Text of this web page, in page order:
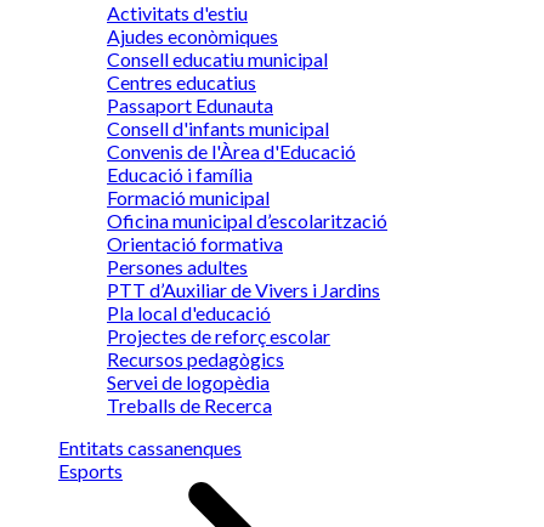
Activitats d'estiu
Ajudes econòmiques
Consell educatiu municipal
Centres educatius
Passaport Edunauta
Consell d'infants municipal
Convenis de l'Àrea d'Educació
Educació i família
Formació municipal
Oficina municipal d’escolarització
Orientació formativa
Persones adultes
PTT d’Auxiliar de Vivers i Jardins
Pla local d'educació
Projectes de reforç escolar
Recursos pedagògics
Servei de logopèdia
Treballs de Recerca
Entitats cassanenques
Esports